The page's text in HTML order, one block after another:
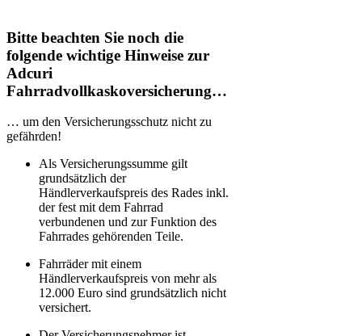
Bitte beachten Sie noch die
folgende wichtige Hinweise zur
Adcuri
Fahrradvollkaskoversicherung…
… um den Versicherungsschutz nicht zu
gefährden!
Als Versicherungssumme gilt
grundsätzlich der
Händlerverkaufspreis des Rades inkl.
der fest mit dem Fahrrad
verbundenen und zur Funktion des
Fahrrades gehörenden Teile.
Fahrräder mit einem
Händlerverkaufspreis von mehr als
12.000 Euro sind grundsätzlich nicht
versichert.